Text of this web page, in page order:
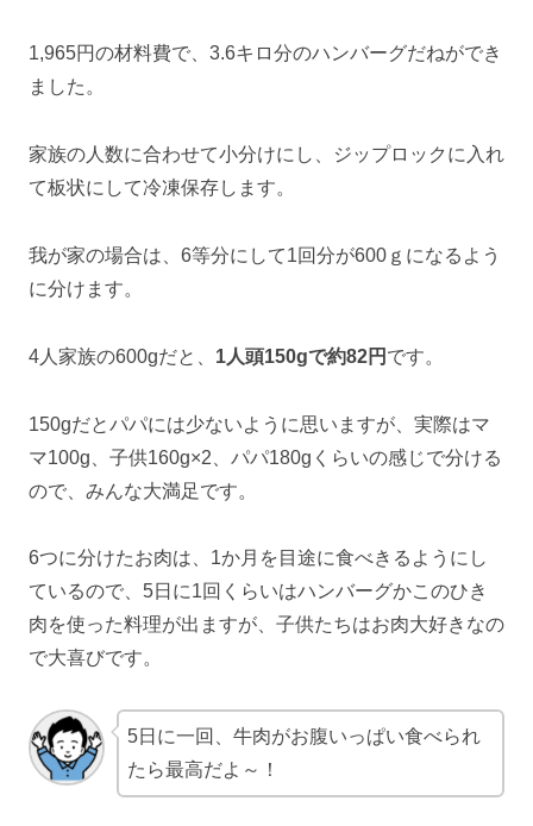
1,965円の材料費で、3.6キロ分のハンバーグだねができ
ました。
家族の人数に合わせて小分けにし、ジップロックに入れ
て板状にして冷凍保存します。
我が家の場合は、6等分にして1回分が600ｇになるよう
に分けます。
4人家族の600gだと、 1人頭150gで約82円 です。
150gだとパパには少ないように思いますが、実際はマ
マ100g、子供160g×2、パパ180gくらいの感じで分ける
ので、みんな大満足です。
6つに分けたお肉は、1か月を目途に食べきるようにし
ているので、5日に1回くらいはハンバーグかこのひき
肉を使った料理が出ますが、子供たちはお肉大好きなの
で大喜びです。
5日に一回、牛肉がお腹いっぱい食べられ
たら最高だよ～！